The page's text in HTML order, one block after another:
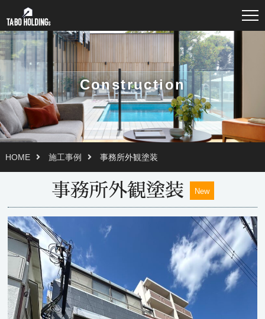
Construction
HOME 施工事例 事務所外観塗装
事務所外観塗装 New